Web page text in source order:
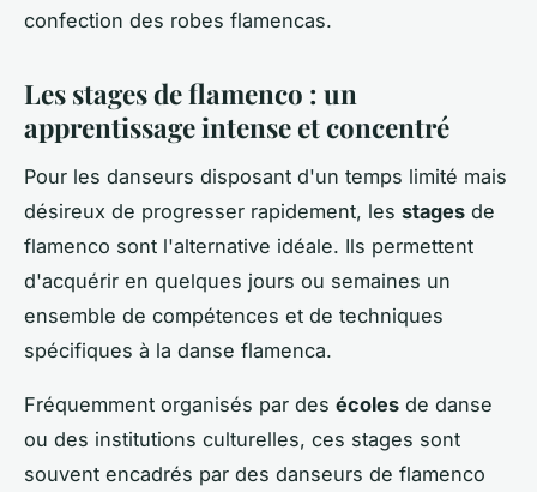
confection des robes flamencas.
Les stages de flamenco : un
apprentissage intense et concentré
Pour les danseurs disposant d'un temps limité mais
désireux de progresser rapidement, les stages de
flamenco sont l'alternative idéale. Ils permettent
d'acquérir en quelques jours ou semaines un
ensemble de compétences et de techniques
spécifiques à la danse flamenca.
Fréquemment organisés par des écoles de danse
ou des institutions culturelles, ces stages sont
souvent encadrés par des danseurs de flamenco